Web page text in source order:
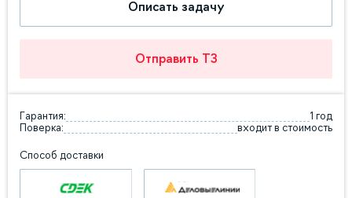
Описать задачу
Отправить ТЗ
Гарантия:
1 год
Поверка:
входит в стоимость
Способ доставки